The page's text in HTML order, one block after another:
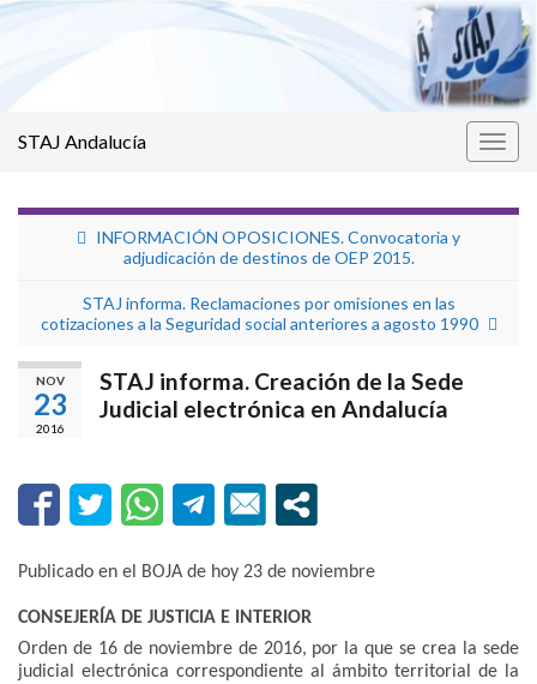
STAJ Andalucía
INFORMACIÓN OPOSICIONES. Convocatoria y
adjudicación de destinos de OEP 2015.
STAJ informa. Reclamaciones por omisiones en las
cotizaciones a la Seguridad social anteriores a agosto 1990
NOV
23
2016
STAJ informa. Creación de la Sede
Judicial electrónica en Andalucía
Publicado en el BOJA de hoy 23 de noviembre
CONSEJERÍA DE JUSTICIA E INTERIOR
Orden de 16 de noviembre de 2016, por la que se crea la sede
judicial electrónica correspondiente al ámbito territorial de la